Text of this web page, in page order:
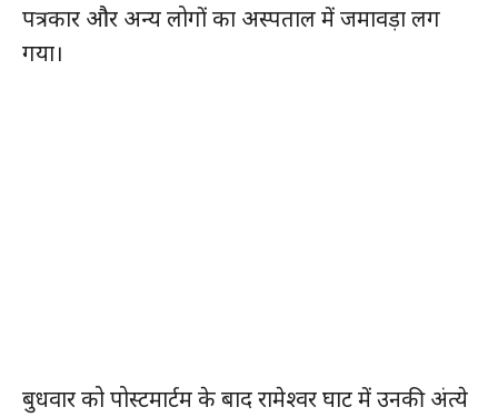
पत्रकार और अन्य लोगों का अस्पताल में जमावड़ा लग
गया।
बुधवार को पोस्टमार्टम के बाद रामेश्वर घाट में उनकी अंत्ये​